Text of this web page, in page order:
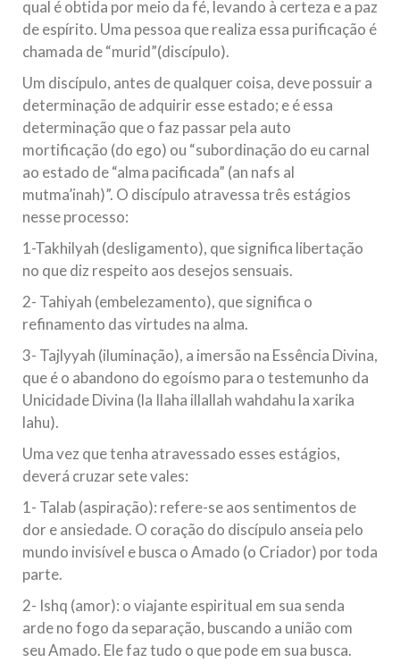
qual é obtida por meio da fé, levando à certeza e a paz
de espírito. Uma pessoa que realiza essa purificação é
chamada de “murid”(discípulo).
Um discípulo, antes de qualquer coisa, deve possuir a
determinação de adquirir esse estado; e é essa
determinação que o faz passar pela auto
mortificação (do ego) ou “subordinação do eu carnal
ao estado de “alma pacificada” (an nafs al
mutma’inah)”. O discípulo atravessa três estágios
nesse processo:
1-Takhilyah (desligamento), que significa libertação
no que diz respeito aos desejos sensuais.
2- Tahiyah (embelezamento), que significa o
refinamento das virtudes na alma.
3- Tajlyyah (iluminação), a imersão na Essência Divina,
que é o abandono do egoísmo para o testemunho da
Unicidade Divina (la Ilaha illallah wahdahu la xarika
lahu).
Uma vez que tenha atravessado esses estágios,
deverá cruzar sete vales:
1- Talab (aspiração): refere-se aos sentimentos de
dor e ansiedade. O coração do discípulo anseia pelo
mundo invisível e busca o Amado (o Criador) por toda
parte.
2- Ishq (amor): o viajante espiritual em sua senda
arde no fogo da separação, buscando a união com
seu Amado. Ele faz tudo o que pode em sua busca.